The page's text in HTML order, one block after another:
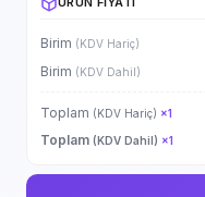
Birim (KDV Hariç)
Birim (KDV Dahil)
Toplam (KDV Hariç) ×1
Toplam (KDV Dahil) ×1